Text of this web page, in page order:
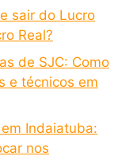
sair do Lucro
Real?
de SJC: Como
e técnicos em
Indaiatuba:
nos